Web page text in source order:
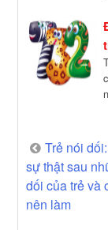
PostTrẻ nói
sự thật sau
dối của trẻ và
nên làm